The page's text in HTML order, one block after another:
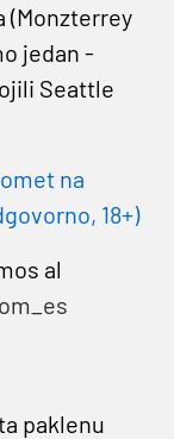
(Monzterrey
jedan -
Seattle
na
18+)
al
paklenu